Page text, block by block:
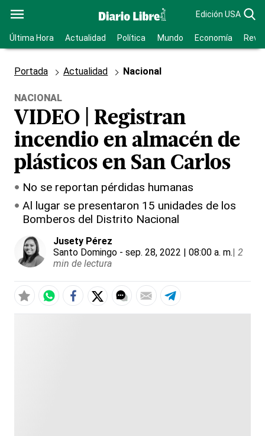
Edición USA
Última Hora Actualidad Política Mundo Economía
Portada Actualidad Nacional
NACIONAL
VIDEO | Registran
incendio en almacén de
plásticos en San Carlos
No se reportan pérdidas humanas
Al lugar se presentaron 15 unidades de los
Bomberos del Distrito Nacional
Jusety Pérez
Santo Domingo - sep. 28, 2022 | 08:00 a. m.| 2
min de lectura